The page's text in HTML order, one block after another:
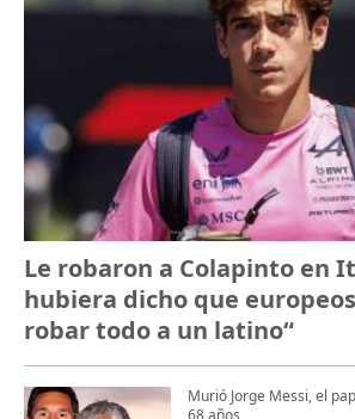
Le robaron a Colapinto en
hubiera dicho que
robar todo a un latino“
Murió Jorge Messi, el
68 años